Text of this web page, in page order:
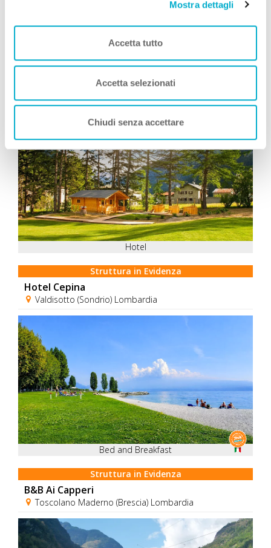
Mostra dettagli
Accetta tutto
Accetta selezionati
Chiudi senza accettare
, Viaggia con Zampa
Consigliati da Zampa Vacanza
Hotel
Struttura in Evidenza
Hotel Cepina
Valdisotto (Sondrio) Lombardia
Bed and Breakfast
Struttura in Evidenza
B&B Ai Capperi
Toscolano Maderno (Brescia) Lombardia